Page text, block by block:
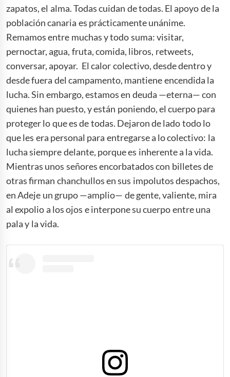
zapatos, el alma. Todas cuidan de todas. El apoyo de la
población canaria es prácticamente unánime.
Remamos entre muchas y todo suma: visitar,
pernoctar, agua, fruta, comida, libros, retweets,
conversar, apoyar. El calor colectivo, desde dentro y
desde fuera del campamento, mantiene encendida la
lucha. Sin embargo, estamos en deuda —eterna— con
quienes han puesto, y están poniendo, el cuerpo para
proteger lo que es de todas. Dejaron de lado todo lo
que les era personal para entregarse a lo colectivo: la
lucha siempre delante, porque es inherente a la vida.
Mientras unos señores encorbatados con billetes de
otras firman chanchullos en sus impolutos despachos,
en Adeje un grupo —amplio— de gente, valiente, mira
al expolio a los ojos e interpone su cuerpo entre una
pala y la vida.